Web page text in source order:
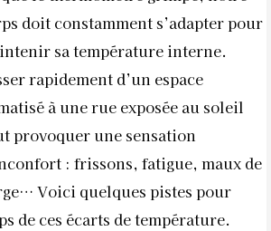
doit constamment s’adapter pour
sa température interne.
rapidement d’un espace
à une rue exposée au soleil
provoquer une sensation
: frissons, fatigue, maux de
Voici quelques pistes pour
de ces écarts de température.